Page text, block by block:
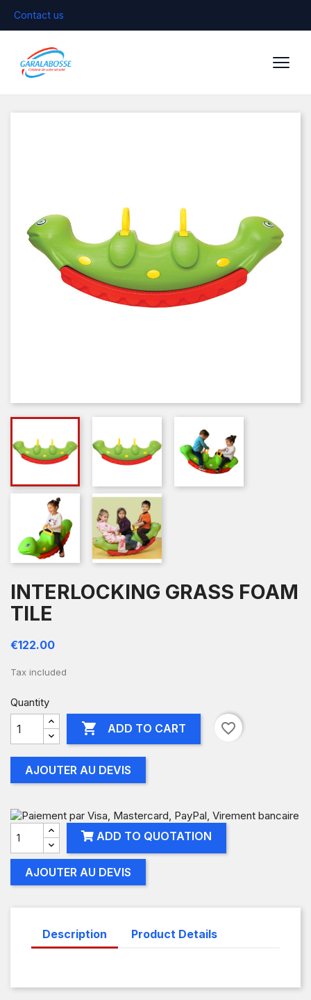
Contact us
INTERLOCKING GRASS FOAM
TILE
€122.00
Tax included
Quantity
 ADD TO CART favorite_border
AJOUTER AU DEVIS
ADD TO QUOTATION
AJOUTER AU DEVIS
Description Product Details